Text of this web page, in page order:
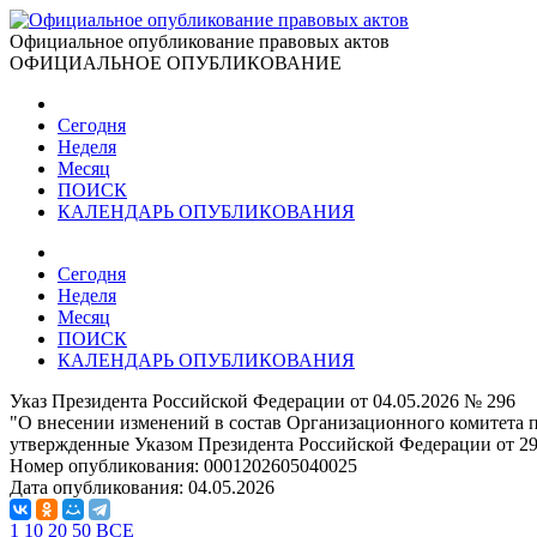
Официальное опубликование правовых актов
ОФИЦИАЛЬНОЕ ОПУБЛИКОВАНИЕ
Сегодня
Неделя
Месяц
ПОИСК
КАЛЕНДАРЬ ОПУБЛИКОВАНИЯ
Сегодня
Неделя
Месяц
ПОИСК
КАЛЕНДАРЬ ОПУБЛИКОВАНИЯ
Указ Президента Российской Федерации от 04.05.2026 № 296
"О внесении изменений в состав Организационного
утвержденные Указом Президента Российской Федерации от
Номер опубликования: 0001202605040025
Дата опубликования: 04.05.2026
1 10 20 50 ВСЕ